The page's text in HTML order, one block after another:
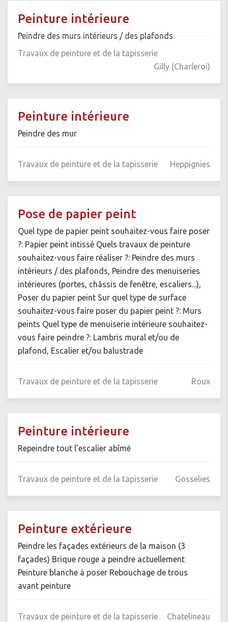
Peinture intérieure
Peindre des murs intérieurs / des plafonds
Travaux de peinture et de la tapisserie
Gilly (Charleroi)
Peinture intérieure
Peindre des mur
Travaux de peinture et de la tapisserie Heppignies
Pose de papier peint
Quel type de papier peint souhaitez-vous faire poser
?: Papier peint intissé Quels travaux de peinture
souhaitez-vous faire réaliser ?: Peindre des murs
intérieurs / des plafonds, Peindre des menuiseries
intérieures (portes, châssis de fenêtre, escaliers...),
Poser du papier peint Sur quel type de surface
souhaitez-vous faire poser du papier peint ?: Murs
peints Quel type de menuiserie intérieure souhaitez-
vous faire peindre ?: Lambris mural et/ou de
plafond, Escalier et/ou balustrade
Travaux de peinture et de la tapisserie Roux
Peinture intérieure
Repeindre tout l’escalier abîmé
Travaux de peinture et de la tapisserie Gosselies
Peinture extérieure
Peindre les façades extérieurs de la maison (3
façades) Brique rouge a peindre actuellement
Peinture blanche à poser Rebouchage de trous
avant peinture
Travaux de peinture et de la tapisserie Chatelineau